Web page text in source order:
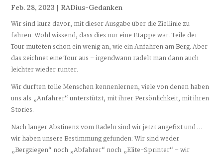
Feb. 28, 2023 | RADius-Gedanken
Wir sind kurz davor, mit dieser Ausgabe über die Ziellinie zu
fahren. Wohl wissend, dass dies nur eine Etappe war. Teile der
Tour muteten schon ein wenig an, wie ein Anfahren am Berg. Aber
das zeichnet eine Tour aus –irgendwann radelt man dann auch
leichter wieder runter.
Wir durften tolle Menschen kennenlernen, viele von denen haben
uns als „Anfahrer“ unterstützt, mit ihrer Persönlichkeit, mit ihren
Stories.
Nach langer Abstinenz vom Radeln sind wir jetzt angefixt und …
wir haben unsere Bestimmung gefunden: Wir sind weder
„Bergziegen“ noch „Abfahrer“ noch „Elite-Sprinter“ – wir